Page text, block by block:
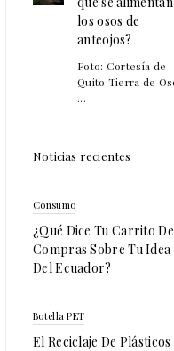
los osos de
anteojos?
Foto: Cortesía de
Quito Tierra de
...
Noticias recientes
Consumo
¿Qué Dice Tu Carrito De
Compras Sobre Tu Idea
Del Ecuador?
Botella PET
El Reciclaje De Plásticos